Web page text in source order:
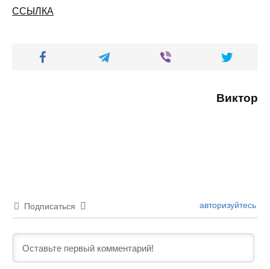
ССЫЛКА
Виктор
Подписаться авторизуйтесь